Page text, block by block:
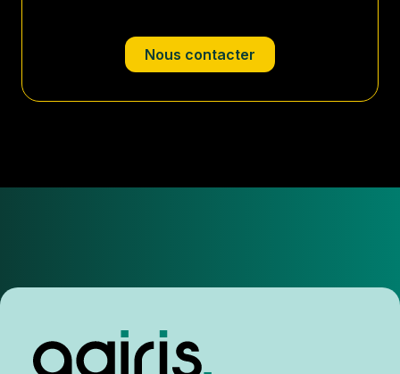
Nous contacter